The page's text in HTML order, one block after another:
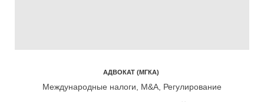
АДВОКАТ (МГКА)
Международные налоги, M&A, Регулирование